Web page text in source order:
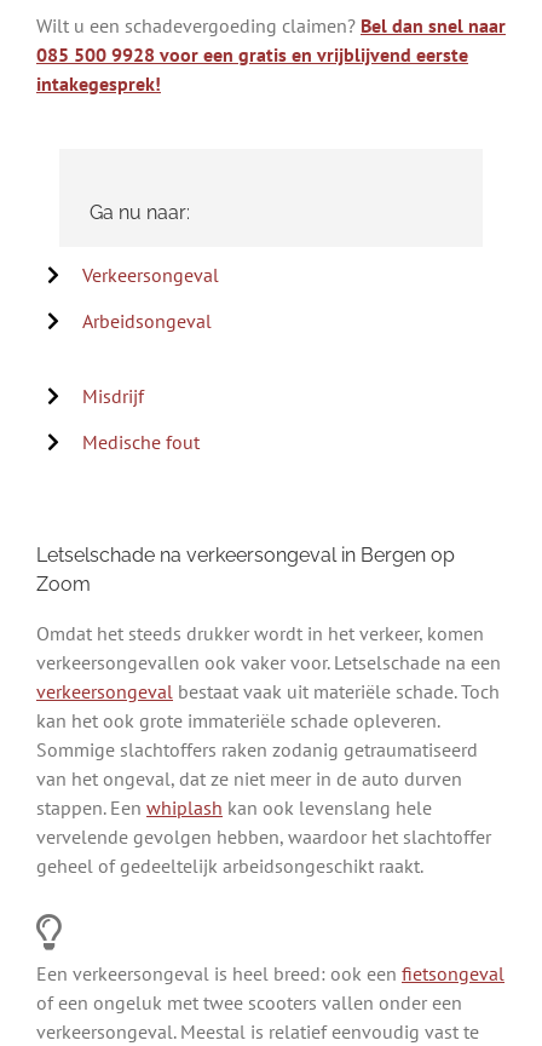
Wilt u een schadevergoeding claimen? Bel dan snel naar
085 500 9928 voor een gratis en vrijblijvend eerste
intakegesprek!
Ga nu naar:
Verkeersongeval
Arbeidsongeval
Misdrijf
Medische fout
Letselschade na verkeersongeval in Bergen op
Zoom
Omdat het steeds drukker wordt in het verkeer, komen
verkeersongevallen ook vaker voor. Letselschade na een
verkeersongeval bestaat vaak uit materiële schade. Toch
kan het ook grote immateriële schade opleveren.
Sommige slachtoffers raken zodanig getraumatiseerd
van het ongeval, dat ze niet meer in de auto durven
stappen. Een whiplash kan ook levenslang hele
vervelende gevolgen hebben, waardoor het slachtoffer
geheel of gedeeltelijk arbeidsongeschikt raakt.
Een verkeersongeval is heel breed: ook een fietsongeval
of een ongeluk met twee scooters vallen onder een
verkeersongeval. Meestal is relatief eenvoudig vast te